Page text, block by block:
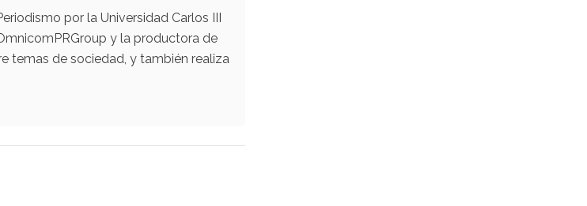
por la Universidad Carlos III
y la productora de
temas de sociedad, y también realiza